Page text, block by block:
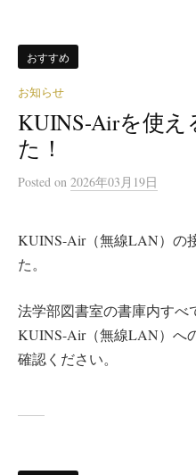
おすすめ
お知らせ
KUINS-Airを使え
た！
Posted on 2026年03月19日
KUINS-Air（無線LAN）の
た。
法学部図書室の書庫内すべ
KUINS-Air（無線LAN）へ
確認ください。